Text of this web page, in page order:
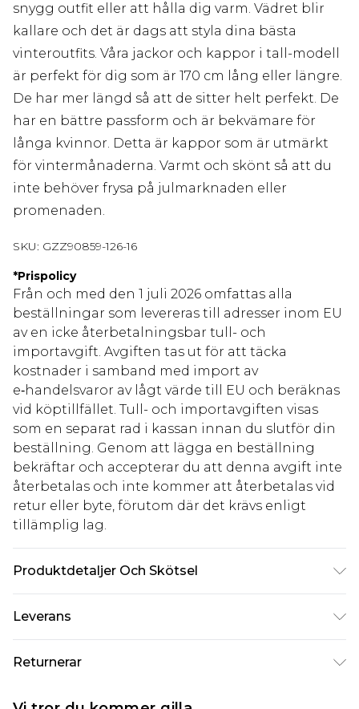
snygg outfit eller att hålla dig varm. Vädret blir
kallare och det är dags att styla dina bästa
vinteroutfits. Våra jackor och kappor i tall-modell
är perfekt för dig som är 170 cm lång eller längre.
De har mer längd så att de sitter helt perfekt. De
har en bättre passform och är bekvämare för
långa kvinnor. Detta är kappor som är utmärkt
för vintermånaderna. Varmt och skönt så att du
inte behöver frysa på julmarknaden eller
promenaden.
SKU: GZZ90859-126-16
*Prispolicy
Från och med den 1 juli 2026 omfattas alla
beställningar som levereras till adresser inom EU
av en icke återbetalningsbar tull- och
importavgift. Avgiften tas ut för att täcka
kostnader i samband med import av
e‑handelsvaror av lågt värde till EU och beräknas
vid köptillfället. Tull- och importavgiften visas
som en separat rad i kassan innan du slutför din
beställning. Genom att lägga en beställning
bekräftar och accepterar du att denna avgift inte
återbetalas och inte kommer att återbetalas vid
retur eller byte, förutom där det krävs enligt
tillämplig lag.
Produktdetaljer Och Skötsel
Leverans
Standardleverans Sverige
kr80
Returnerar